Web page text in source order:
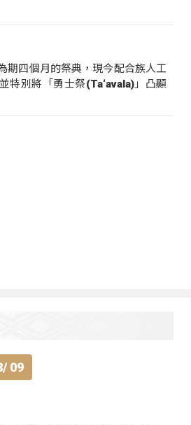
期四個月的祭典，現今配合族人工
特別將「勇士祭(Ta‘avala)」凸顯
09